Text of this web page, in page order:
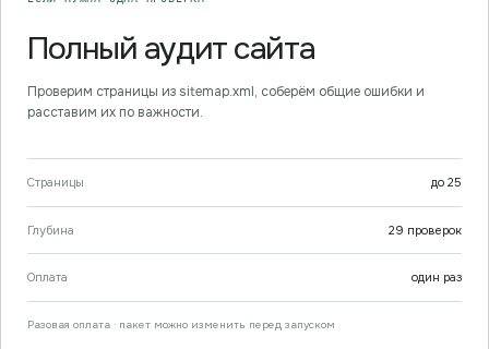
Полный аудит сайта
Проверим страницы из sitemap.xml, соберём общие ошибки и
расставим их по важности.
Страницы до 25
Глубина 29 проверок
Оплата один раз
Разовая оплата · пакет можно изменить перед запуском